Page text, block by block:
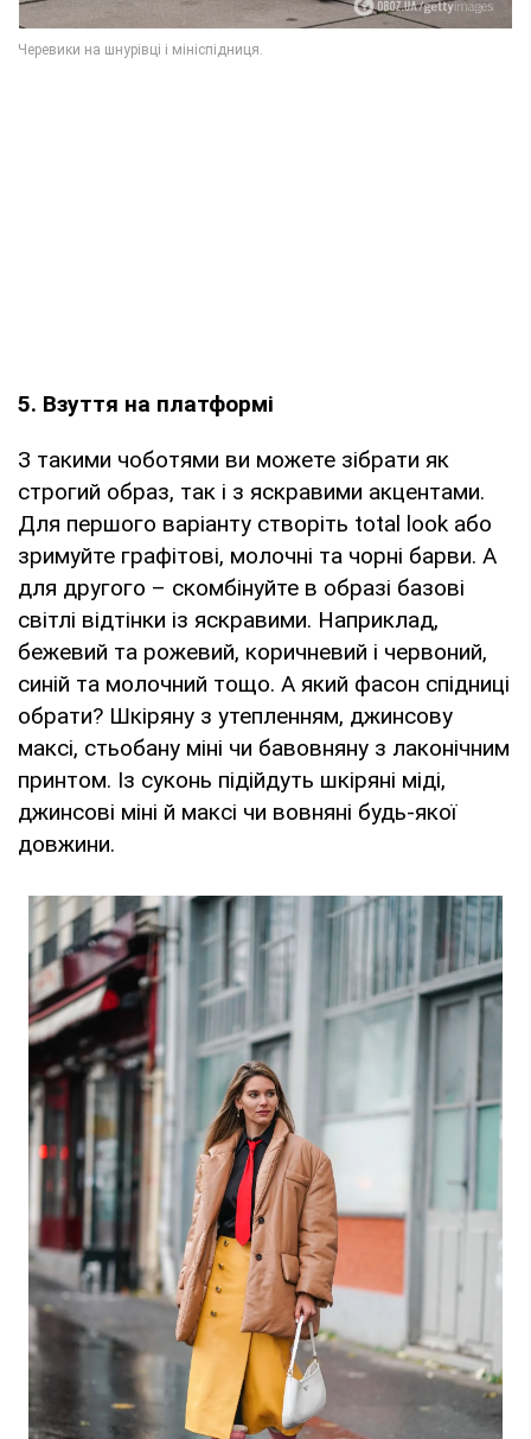
5. Взуття на платформі
З такими чоботями ви можете зібрати як
строгий образ, так і з яскравими акцентами.
Для першого варіанту створіть total look або
зримуйте графітові, молочні та чорні барви. А
для другого – скомбінуйте в образі базові
світлі відтінки із яскравими. Наприклад,
бежевий та рожевий, коричневий і червоний,
синій та молочний тощо. А який фасон спідниці
обрати? Шкіряну з утепленням, джинсову
максі, стьобану міні чи бавовняну з лаконічним
принтом. Із суконь підійдуть шкіряні міді,
джинсові міні й максі чи вовняні будь-якої
довжини.